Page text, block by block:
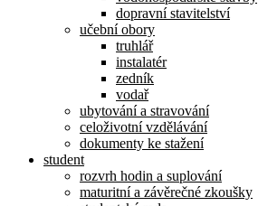
dopravní stavitelství
učební obory
truhlář
instalatér
zedník
vodař
ubytování a stravování
celoživotní vzdělávání
dokumenty ke stažení
student
rozvrh hodin a suplování
maturitní a závěrečné zkoušky